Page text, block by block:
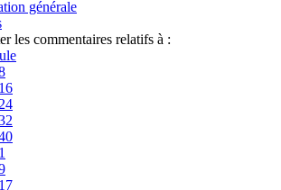
générale
les commentaires relatifs à :